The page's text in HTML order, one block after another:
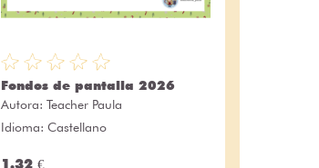
Fondos de pantalla 2026
Autora: Teacher Paula
Idioma: Castellano
1.32 €